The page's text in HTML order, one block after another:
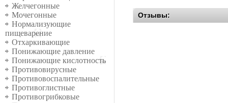
Желчегонные
Мочегонные
Нормализующие
пищеварение
Отхаркивающие
Понижающие давление
Понижающие кислотность
Противовирусные
Противовоспалительные
Противоглистные
Противогрибковые
Отзывы: